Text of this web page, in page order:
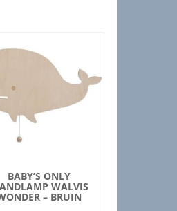
BABY’S ONLY
WALVIS
– BRUIN